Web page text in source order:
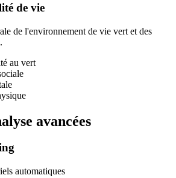
de vie
de l'environnement de vie vert et des
au vert
avancées
automatiques